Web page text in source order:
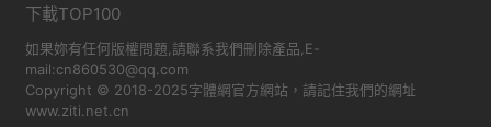
下載TOP100
如果妳有任何版權問題,請聯系我們刪除產品,E-
mail:cn860530@qq.com
Copyright © 2018-2025字體網官方網站，請記住我們的網址
www.ziti.net.cn